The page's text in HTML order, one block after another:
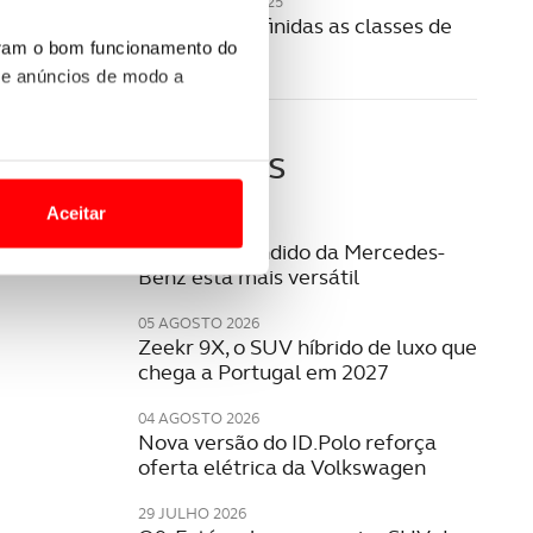
o bom funcionamento do
anúncios de modo a
lhe proporcionar
de análise, com parceiros
com o seu
sua experiência de
Aceitar
Como são definidas as classes de
portagens?
Últimas
SUV mais vendido da Mercedes-
Benz está mais versátil
05 AGOSTO 2026
Zeekr 9X, o SUV híbrido de luxo que
chega a Portugal em 2027
04 AGOSTO 2026
Nova versão do ID.Polo reforça
oferta elétrica da Volkswagen
29 JULHO 2026